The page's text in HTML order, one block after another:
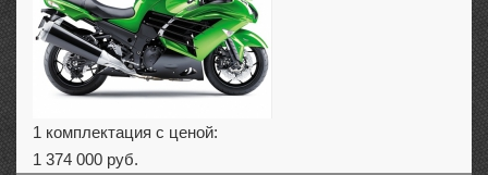
1 комплектация с ценой:
1 374 000 руб.